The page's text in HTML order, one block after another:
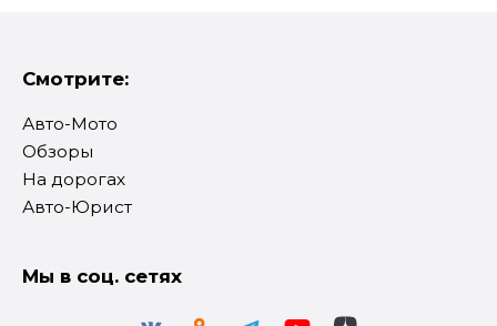
Смотрите:
Авто-Мото
Обзоры
На дорогах
Авто-Юрист
Мы в соц. сетях